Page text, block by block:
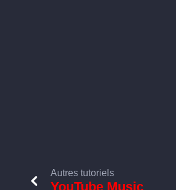
Autres tutoriels
YouTube Music